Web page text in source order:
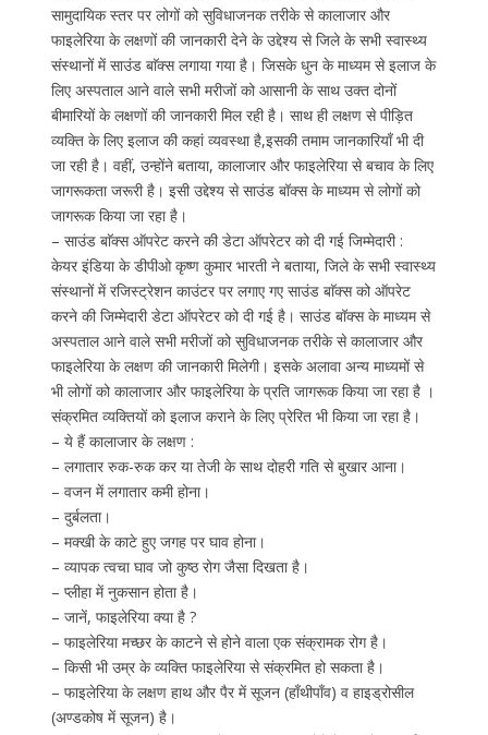
सामुदायिक स्तर पर लोगों को सुविधाजनक तरीके से कालाजार और
फाइलेरिया के लक्षणों की जानकारी देने के उद्देश्य से जिले के सभी स्वास्थ्य
संस्थानों में साउंड बाॅक्स लगाया गया है। जिसके धुन के माध्यम से इलाज के
लिए अस्पताल आने वाले सभी मरीजों को आसानी के साथ उक्त दोनों
बीमारियों के लक्षणों की जानकारी मिल रही है। साथ ही लक्षण से पीड़ित
व्यक्ति के लिए इलाज की कहां व्यवस्था है,इसकी तमाम जानकारियाँ भी दी
जा रही है। वहीं, उन्होंने बताया, कालाजार और फाइलेरिया से बचाव के लिए
जागरूकता जरूरी है। इसी उद्देश्य से साउंड बॉक्स के माध्यम से लोगों को
जागरूक किया जा रहा है।
– साउंड बाॅक्स ऑपरेट करने की डेटा ऑपरेटर को दी गई जिम्मेदारी :
केयर इंडिया के डीपीओ कृष्ण कुमार भारती ने बताया, जिले के सभी स्वास्थ्य
संस्थानों में रजिस्ट्रेशन काउंटर पर लगाए गए साउंड बाॅक्स को ऑपरेट
करने की जिम्मेदारी डेटा ऑपरेटर को दी गई है। साउंड बॉक्स के माध्यम से
अस्पताल आने वाले सभी मरीजों को सुविधाजनक तरीके से कालाजार और
फाइलेरिया के लक्षण की जानकारी मिलेगी। इसके अलावा अन्य माध्यमों से
भी लोगों को कालाजार और फाइलेरिया के प्रति जागरूक किया जा रहा है ।
संक्रमित व्यक्तियों को इलाज कराने के लिए प्रेरित भी किया जा रहा है।
– ये हैं कालाजार के लक्षण :
– लगातार रुक-रुक कर या तेजी के साथ दोहरी गति से बुखार आना।
– वजन में लगातार कमी होना।
– दुर्बलता।
– मक्खी के काटे हुए जगह पर घाव होना।
– व्यापक त्वचा घाव जो कुष्ठ रोग जैसा दिखता है।
– प्लीहा में नुकसान होता है।
– जानें, फाइलेरिया क्या है ?
– फाइलेरिया मच्छर के काटने से होने वाला एक संक्रामक रोग है।
– किसी भी उम्र के व्यक्ति फाइलेरिया से संक्रमित हो सकता है।
– फाइलेरिया के लक्षण हाथ और पैर में सूजन (हाँथीपाँव) व हाइड्रोसील
(अण्डकोष में सूजन) है।